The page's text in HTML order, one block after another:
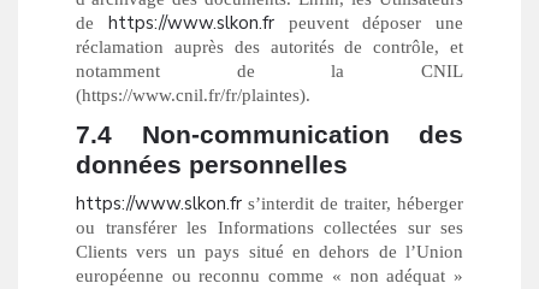
de https://www.slkon.frpeuvent déposer une
réclamation auprès des autorités de contrôle, et
notamment de la CNIL
(https://www.cnil.fr/fr/plaintes).
7.4 Non-communication des
données personnelles
https://www.slkon.fr s’interdit de traiter, héberger
ou transférer les Informations collectées sur ses
Clients vers un pays situé en dehors de l’Union
européenne ou reconnu comme « non adéquat »